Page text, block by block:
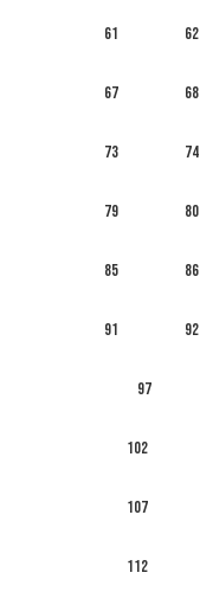
61 62
67 68
73 74
79 80
85 86
91 92
97
102
107
112